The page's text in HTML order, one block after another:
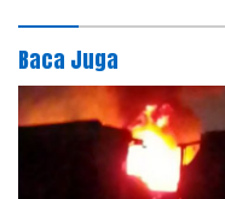
Baca Juga